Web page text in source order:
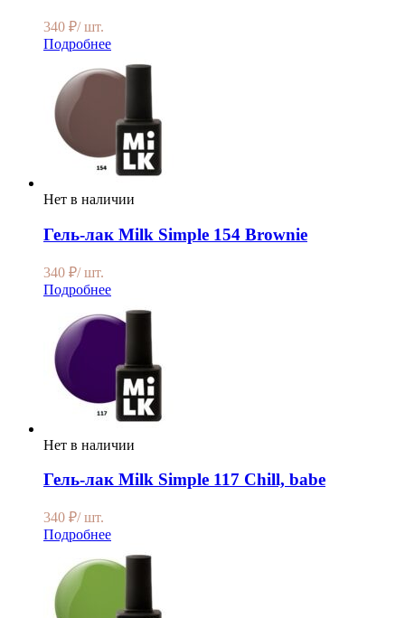
340 ₽/ шт.
Подробнее
Нет в наличии
Гель-лак Milk Simple 154 Brownie
340 ₽/ шт.
Подробнее
Нет в наличии
Гель-лак Milk Simple 117 Chill, babe
340 ₽/ шт.
Подробнее